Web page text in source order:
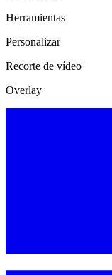
Herramientas
Personalizar
Recorte de vídeo
Overlay